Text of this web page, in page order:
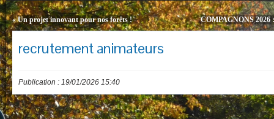
«Un projet innovant pour nos forêts ! COMPAGNONS
recrutement animateurs
Publication : 19/01/2026 15:40